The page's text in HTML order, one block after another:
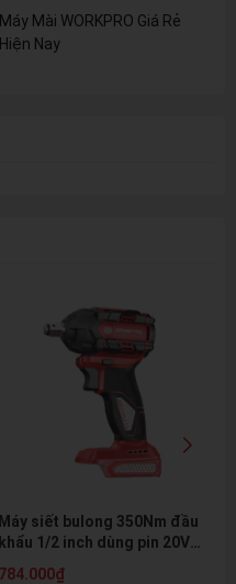
Mài WORKPRO Giá Rẻ
Nay
Máy siết bulong 350Nm đầu
khẩu 1/2 inch dùng pin 20V
784.000₫